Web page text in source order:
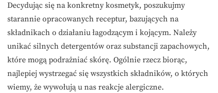
Decydując się na konkretny kosmetyk, poszukujmy
starannie opracowanych receptur, bazujących na
składnikach o działaniu łagodzącym i kojącym. Należy
unikać silnych detergentów oraz substancji zapachowych,
które mogą podrażniać skórę. Ogólnie rzecz biorąc,
najlepiej wystrzegać się wszystkich składników, o których
wiemy, że wywołują u nas reakcje alergiczne.